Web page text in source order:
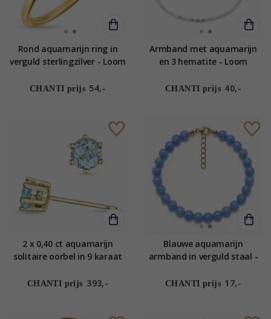
Rond aquamarijn ring in
verguld sterlingzilver - Loom
CHANTI prijs 54,-
Armband met aquamarijn
en 3 hematite - Loom
CHANTI prijs 40,-
2 x 0,40 ct aquamarijn
solitaire oorbel in 9 karaat
CHANTI prijs 393,-
Blauwe aquamarijn
armband in verguld staal -
CHANTI prijs 17,-